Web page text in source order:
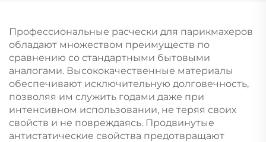
Профессиональные расчески для парикмахеров
обладают множеством преимуществ по
сравнению со стандартными бытовыми
аналогами. Высококачественные материалы
обеспечивают исключительную долговечность,
позволяя им служить годами даже при
интенсивном использовании, не теряя своих
свойств и не повреждаясь. Продвинутые
антистатические свойства предотвращают